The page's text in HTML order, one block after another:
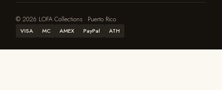
© 2026 LOFA Collections · Puerto Rico
VISA MC AMEX PayPal ATH